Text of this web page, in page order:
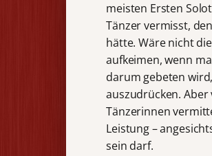
meisten Ersten
Tänzer vermisst,
hätte. Wäre nicht
aufkeimen, wenn
darum gebeten
auszudrücken.
Tänzerinnen
Leistung –
sein darf.